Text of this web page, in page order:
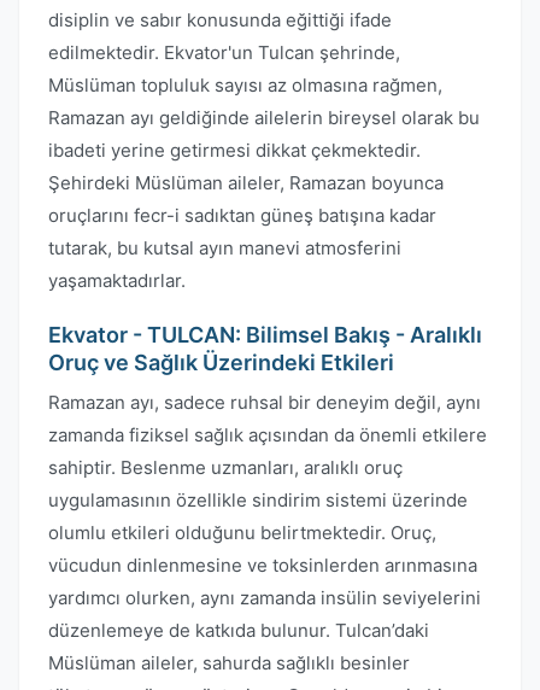
disiplin ve sabır konusunda eğittiği ifade
edilmektedir. Ekvator'un Tulcan şehrinde,
Müslüman topluluk sayısı az olmasına rağmen,
Ramazan ayı geldiğinde ailelerin bireysel olarak bu
ibadeti yerine getirmesi dikkat çekmektedir.
Şehirdeki Müslüman aileler, Ramazan boyunca
oruçlarını fecr-i sadıktan güneş batışına kadar
tutarak, bu kutsal ayın manevi atmosferini
yaşamaktadırlar.
Ekvator - TULCAN: Bilimsel Bakış - Aralıklı
Oruç ve Sağlık Üzerindeki Etkileri
Ramazan ayı, sadece ruhsal bir deneyim değil, aynı
zamanda fiziksel sağlık açısından da önemli etkilere
sahiptir. Beslenme uzmanları, aralıklı oruç
uygulamasının özellikle sindirim sistemi üzerinde
olumlu etkileri olduğunu belirtmektedir. Oruç,
vücudun dinlenmesine ve toksinlerden arınmasına
yardımcı olurken, aynı zamanda insülin seviyelerini
düzenlemeye de katkıda bulunur. Tulcan’daki
Müslüman aileler, sahurda sağlıklı besinler